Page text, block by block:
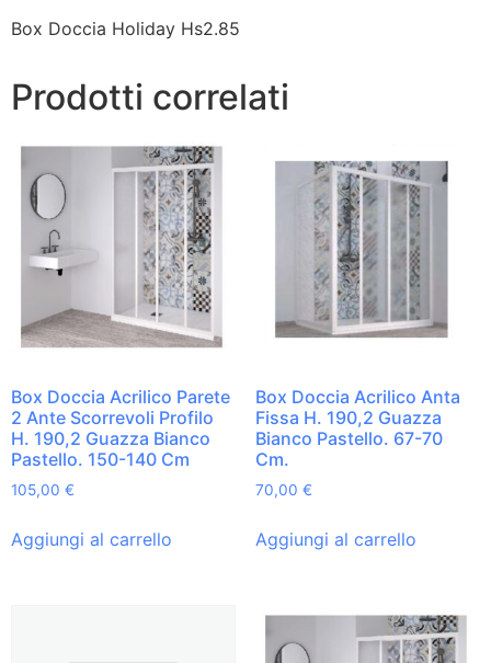
Box Doccia Holiday Hs2.85
Prodotti correlati
Box Doccia Acrilico Parete
2 Ante Scorrevoli Profilo
H. 190,2 Guazza Bianco
Pastello. 150-140 Cm
105,00 €
Aggiungi al carrello
Box Doccia Acrilico Anta
Fissa H. 190,2 Guazza
Bianco Pastello. 67-70
Cm.
70,00 €
Aggiungi al carrello